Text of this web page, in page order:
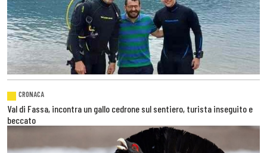
CRONACA
Val di Fassa, incontra un gallo cedrone sul sentiero, turista inseguito e
beccato